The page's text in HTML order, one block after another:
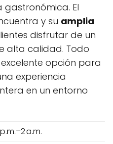
El
y su amplia
disfrutar de un
alta calidad. Todo
opción para
experiencia
en un entorno
a.m.